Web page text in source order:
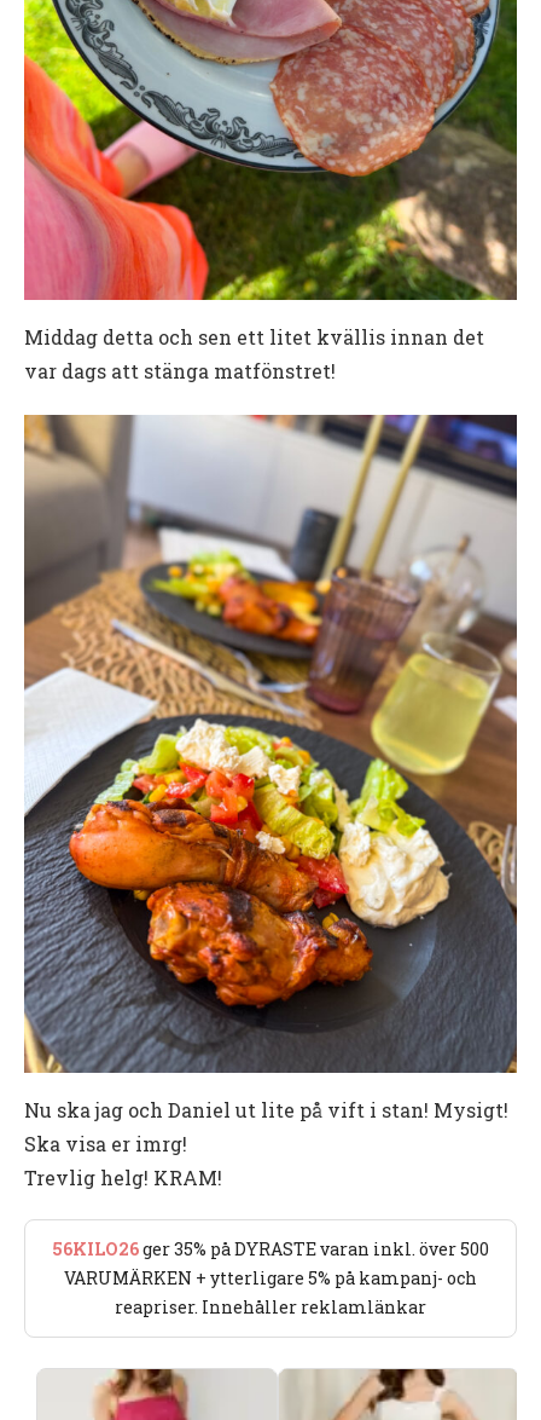
Middag detta och sen ett litet kvällis innan det
var dags att stänga matfönstret!
Nu ska jag och Daniel ut lite på vift i stan! Mysigt!
Ska visa er imrg!
Trevlig helg! KRAM!
56KILO26ger 35% på DYRASTE varan inkl. över 500
VARUMÄRKEN + ytterligare 5% på kampanj- och
reapriser. Innehåller reklamlänkar